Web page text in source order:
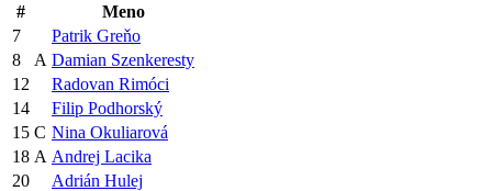
#
Meno
7
Patrik Greňo
8
A Damian Szenkeresty
12
Radovan Rimóci
14
Filip Podhorský
15 C Nina Okuliarová
18 A Andrej Lacika
20
Adrián Hulej